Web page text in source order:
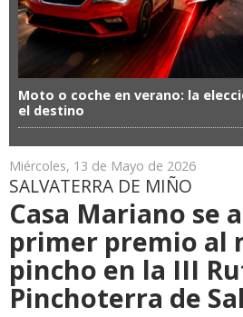
Moto o coche en verano: la
el destino
Miércoles, 13 de Mayo de 2026
SALVATERRA DE MIÑO
Casa Mariano se
primer premio al
pincho en la III
Pinchoterra de